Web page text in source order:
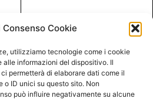
Cookie
utilizziamo tecnologie come i cookie
informazioni del dispositivo. Il
permetterà di elaborare dati come il
ID unici su questo sito. Non
può influire negativamente su alcune